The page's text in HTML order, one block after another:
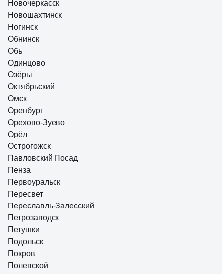
Новочеркасск
Новошахтинск
Ногинск
Обнинск
Обь
Одинцово
Озёры
Октябрьский
Омск
Оренбург
Орехово-Зуево
Орёл
Острогожск
Павловский Посад
Пенза
Первоуральск
Пересвет
Переславль-Залесский
Петрозаводск
Петушки
Подольск
Покров
Полевской